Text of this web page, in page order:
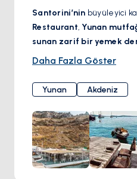
Santorini’nin büyüleyici
Restaurant,Yunan
sunan zarif bir yemek
kaldera manzarası
adanın büyüleyici
seçilmiş şaraplar, her
tamamlayarak
İsterromantik bir gün
keyifli bir öğle yemeği
Santorini’de benzersiz bir
Daha Fazla Göster
Yunan Akdeniz